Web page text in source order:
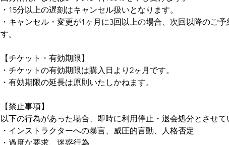
・15分以上の遅刻はキャンセル扱いとなります。
・キャンセル・変更が1ヶ月に3回以上の場合、次回以降のご
す。
【チケット・有効期限】
・チケットの有効期限は購入日より2ヶ月です。
・有効期限の延長は原則いたしかねます。
【禁止事項】
以下の行為があった場合、即時に利用停止・退会処分とさせて
・インストラクターへの暴言、威圧的言動、人格否定
・過度な要求、迷惑行為